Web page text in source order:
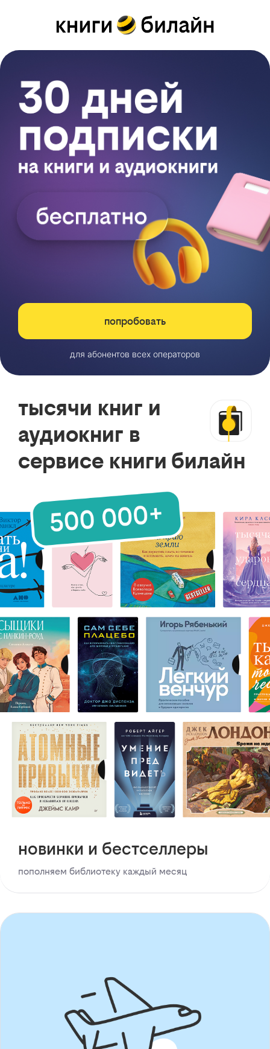
попробовать
для абонентов всех операторов
тысячи книг и
аудиокниг в
сервисе книги билайн
новинки и бестселлеры
пополняем библиотеку каждый месяц